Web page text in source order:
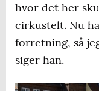
hvor det her
cirkustelt. Nu
forretning, så
siger han.